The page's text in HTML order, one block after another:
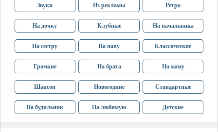
Звуки Из рекламы Ретро
На дочку Клубные На начальника
На сестру На папу Классические
Громкие На брата На маму
Шансон Новогодние Стандартные
На будильник На любимую Детские